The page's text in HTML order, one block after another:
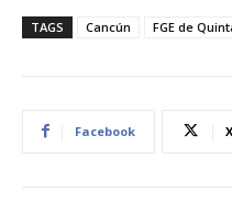
TAGS Cancún FGE de
Facebook X